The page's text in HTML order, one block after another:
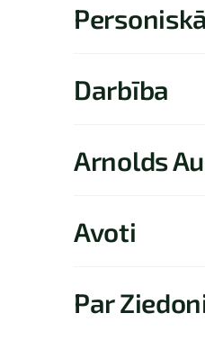
Darbība
Arnolds
Avoti
Par